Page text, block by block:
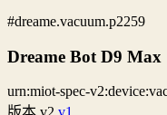
#dreame.vacuum.p2259
Dreame Bot D9 Max
urn:miot-spec-